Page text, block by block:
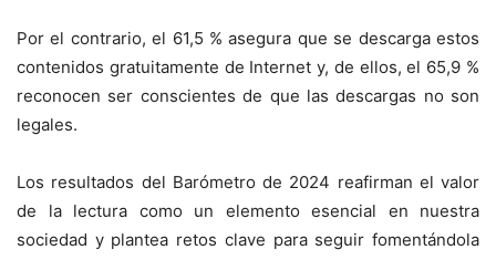
Por el contrario, el 61,5 % asegura que se descarga estos
contenidos gratuitamente de Internet y, de ellos, el 65,9 %
reconocen ser conscientes de que las descargas no son
legales.
Los resultados del Barómetro de 2024 reafirman el valor
de la lectura como un elemento esencial en nuestra
sociedad y plantea retos clave para seguir fomentándola